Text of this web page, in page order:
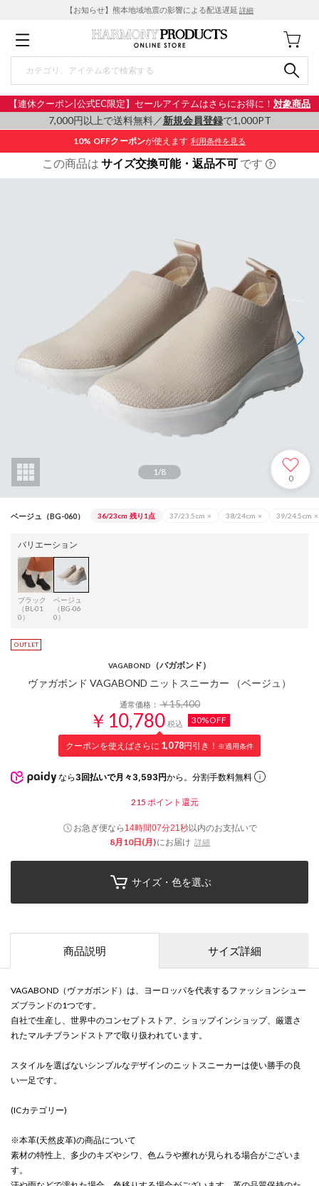
【お知らせ】熊本地域地震の影響による配送遅延 詳細
【連休クーポン|公式EC限定】セールアイテムはさらにお得に！ 対象商品
7,000円以上で送料無料／新規会員登録で1,000PT
10% OFFクーポンが使えます 利用条件を見る
この商品は サイズ交換可能・返品不可 です
1/8
0
ベージュ（BG-060） 36/23cm 残り1点 37/23.5cm × 38/24cm × 39/24.5cm ×
バリエーション
ブラック
（BL-01
0）
ベージュ
（BG-06
0）
VAGABOND （バガボンド）
ヴァガボンド VAGABOND ニットスニーカー （ベージュ）
通常価格：￥15,400
￥10,780 税込 30%OFF
クーポンを使えばさらに 1,078円引き！ ※適用条件
なら 3回払いで月々3,593円から。分割手数料無料
215 ポイント還元
お急ぎ便なら 14時間07分20秒以内のお支払いで
8月10日(月)にお届け 詳細
サイズ・色を選ぶ
商品説明 サイズ詳細
VAGABOND（ヴァガボンド）は、ヨーロッパを代表するファッションシュー
ズブランドの1つです。
自社で生産し、世界中のコンセプトストア、ショップインショップ、厳選さ
れたマルチブランドストアで取り扱われています。
スタイルを選ばないシンプルなデザインのニットスニーカーは使い勝手の良
い一足です。
(ICカテゴリー)
※本革(天然皮革)の商品について
素材の特性上、多少のキズやシワ、色ムラや擦れが見られる場合がございま
す。